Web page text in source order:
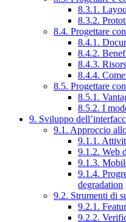
8.3.1.
8.3.2.
8.4. Progettare
8.4.1.
8.4.2.
8.4.3.
8.4.4.
8.5. Progettare
8.5.1.
8.5.2. I
9. Sviluppo
9.1. Approccio
9.1.1.
9.1.2. Web
9.1.3.
9.1.4.
degradation
9.2. Strumenti di
9.2.1.
9.2.2.